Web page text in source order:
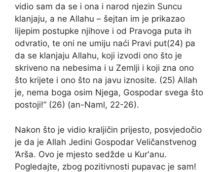
vidio sam da se i ona i narod njezin Suncu
klanjaju, a ne Allahu – šejtan im je prikazao
lijepim postupke njihove i od Pravoga puta ih
odvratio, te oni ne umiju naći Pravi put(24) pa
da se klanjaju Allahu, koji izvodi ono što je
skriveno na nebesima i u Zemlji i koji zna ono
što krijete i ono što na javu iznosite. (25) Allah
je, nema boga osim Njega, Gospodar svega što
postoji!” (26) (an-Naml, 22-26).
Nakon što je vidio kraljičin prijesto, posvjedočio
je da je Allah Jedini Gospodar Veličanstvenog
‘Arša. Ovo je mjesto sedžde u Kur'anu.
Pogledajte, zbog pozitivnosti pupavac je sam!